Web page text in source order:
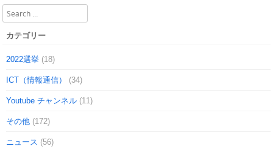
Search
カテゴリー
2022選挙 (18)
ICT（情報通信） (34)
Youtube チャンネル (11)
その他 (172)
ニュース (56)